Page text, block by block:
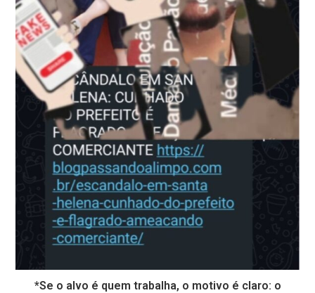
*Se o alvo é quem trabalha, o motivo é claro: o